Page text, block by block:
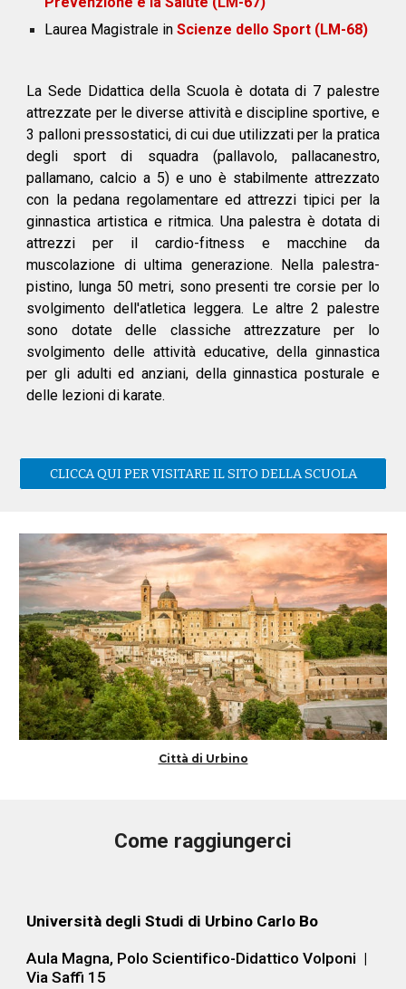
Laurea Magistrale in Scienze dello Sport (LM-68)
La Sede Didattica della Scuola è dotata di 7 palestre
attrezzate per le diverse attività e discipline sportive, e
3 palloni pressostatici, di cui due utilizzati per la pratica
degli sport di squadra (pallavolo, pallacanestro,
pallamano, calcio a 5) e uno è stabilmente attrezzato
con la pedana regolamentare ed attrezzi tipici per la
ginnastica artistica e ritmica. Una palestra è dotata di
attrezzi per il cardio-fitness e macchine da
muscolazione di ultima generazione. Nella palestra-
pistino, lunga 50 metri, sono presenti tre corsie per lo
svolgimento dell'atletica leggera. Le altre 2 palestre
sono dotate delle classiche attrezzature per lo
svolgimento delle attività educative, della ginnastica
per gli adulti ed anziani, della ginnastica posturale e
delle lezioni di karate.
CLICCA QUI PER VISITARE IL SITO DELLA SCUOLA
Città di Urbino
Come raggiungerci
Università degli Studi di Urbino Carlo Bo
Aula Magna, Polo Scientifico-Didattico Volponi
Via Saffi 15